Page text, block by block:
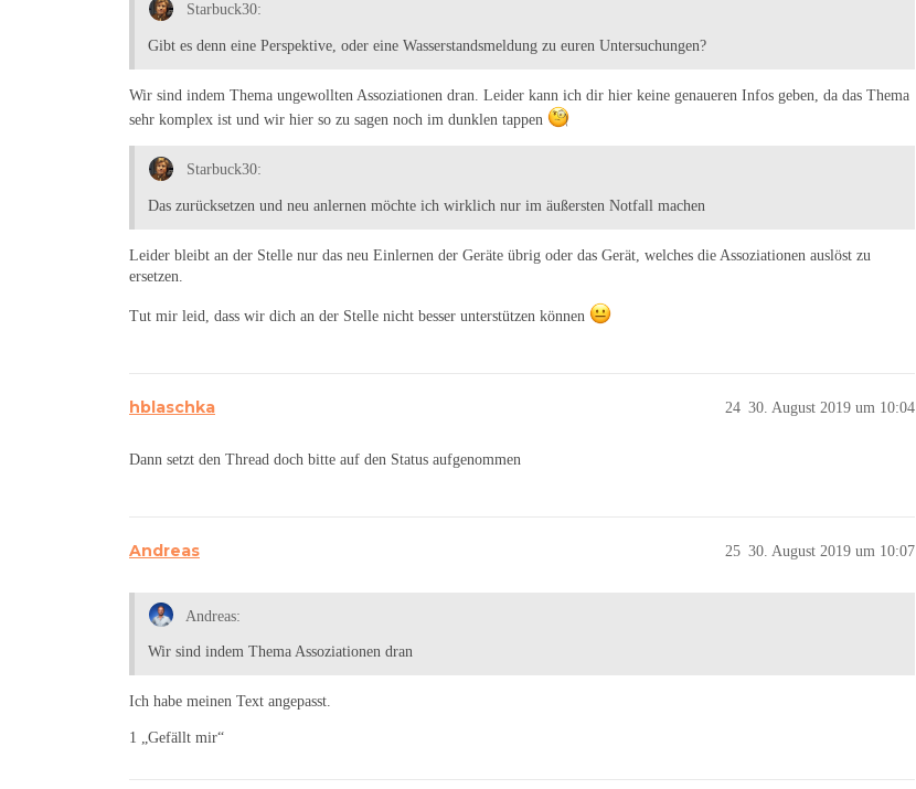
Starbuck30:
Gibt es denn eine Perspektive, oder eine Wasserstandsmeldung zu euren Untersuchungen?
Wir sind indem Thema ungewollten Assoziationen dran. Leider kann ich dir hier keine genaueren Infos geben, da das Thema
sehr komplex ist und wir hier so zu sagen noch im dunklen tappen
Starbuck30:
Das zurücksetzen und neu anlernen möchte ich wirklich nur im äußersten Notfall machen
Leider bleibt an der Stelle nur das neu Einlernen der Geräte übrig oder das Gerät, welches die Assoziationen auslöst zu
ersetzen.
Tut mir leid, dass wir dich an der Stelle nicht besser unterstützen können
hblaschka 30. August 2019 um 10:04
24
Dann setzt den Thread doch bitte auf den Status aufgenommen
Andreas 30. August 2019 um 10:07
25
Andreas:
Wir sind indem Thema Assoziationen dran
Ich habe meinen Text angepasst.
1 „Gefällt mir“